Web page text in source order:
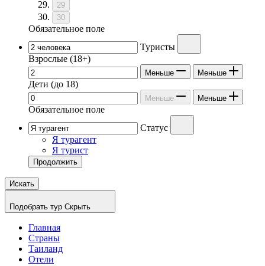
29
30
Обязательное поле
Туристы
Взрослые (18+)
Меньше Меньше
Дети (до 18)
Меньше Меньше
Обязательное поле
Статус
Я турагент
Я турист
Продолжить
Искать
Подобрать тур Скрыть
Главная
Страны
Таиланд
Отели